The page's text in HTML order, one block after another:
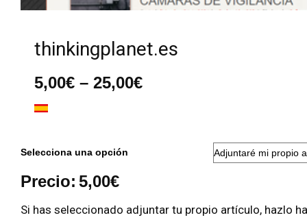
thinkingplanet.es
5,00€ – 25,00€Rango
Selecciona una opción
Precio: 5,00€
Si has seleccionado adjuntar tu propio artículo, hazlo